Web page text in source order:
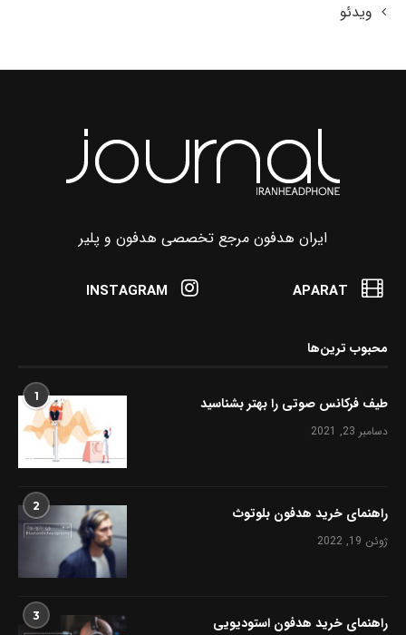
ویدئو
ایران هدفون مرجع تخصصی هدفون و پلیر
APARAT
INSTAGRAM
محبوب ترین‌ها
1 طیف فرکانس صوتی را بهتر بشناسید
دسامبر 23, 2021
2 راهنمای خرید هدفون بلوتوث
ژوئن 19, 2022
3 راهنمای خرید هدفون استودیویی